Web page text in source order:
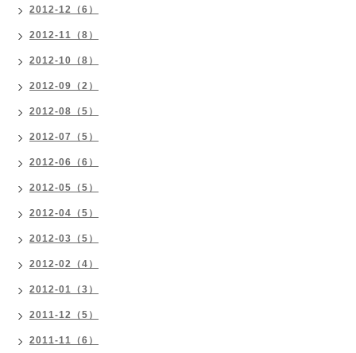
2012-12（6）
2012-11（8）
2012-10（8）
2012-09（2）
2012-08（5）
2012-07（5）
2012-06（6）
2012-05（5）
2012-04（5）
2012-03（5）
2012-02（4）
2012-01（3）
2011-12（5）
2011-11（6）